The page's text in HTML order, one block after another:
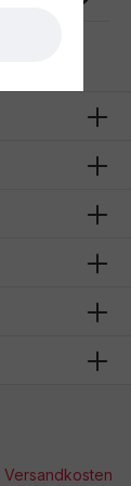
Versandkosten